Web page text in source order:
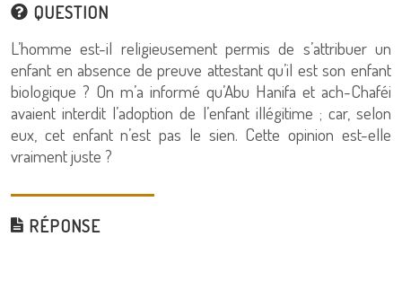
QUESTION
L’homme est-il religieusement permis de s’attribuer un
enfant en absence de preuve attestant qu’il est son enfant
biologique ? On m’a informé qu’Abu Hanifa et ach-Chaféi
avaient interdit l’adoption de l’enfant illégitime ; car, selon
eux, cet enfant n’est pas le sien. Cette opinion est-elle
vraiment juste ?
RÉPONSE